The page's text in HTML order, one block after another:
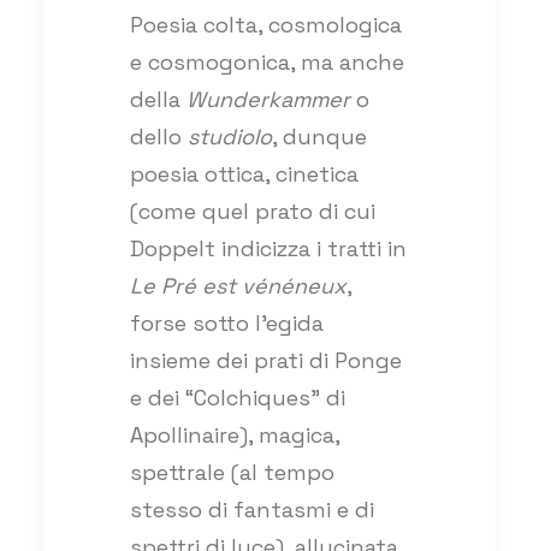
Poesia colta, cosmologica
e cosmogonica, ma anche
della Wunderkammero
dello studiolo, dunque
poesia ottica, cinetica
(come quel prato di cui
Doppelt indicizza i tratti in
Le Pré est vénéneux,
forse sotto l’egida
insieme dei prati di Ponge
e dei “Colchiques” di
Apollinaire), magica,
spettrale (al tempo
stesso di fantasmi e di